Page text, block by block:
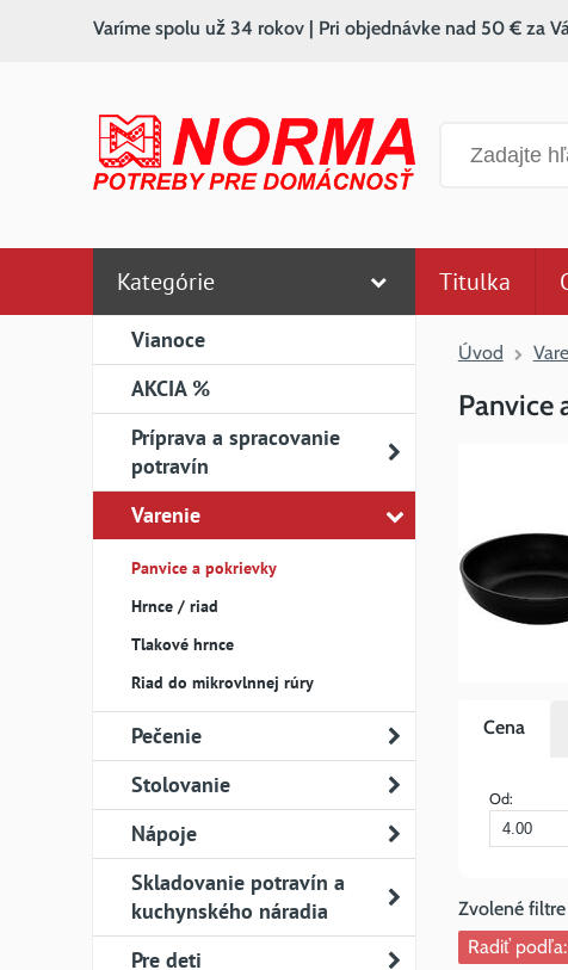
Varíme spolu už 34 rokov | Pri objednávke nad 50 € za
Kategórie
Vianoce
AKCIA %
Príprava a spracovanie
potravín
Varenie
Panvice a pokrievky
Hrnce / riad
Tlakové hrnce
Riad do mikrovlnnej rúry
Pečenie
Stolovanie
Nápoje
Skladovanie potravín a
kuchynského náradia
Pre deti
Titulka
Úvod
Panvice
Cena
Od:
Radiť podľa: